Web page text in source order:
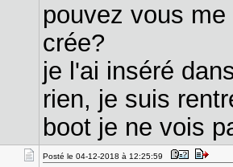
pouvez vous
crée?
je l'ai inséré
rien, je suis
boot je ne vois
Posté le 04-12-2018 à 12:25:59